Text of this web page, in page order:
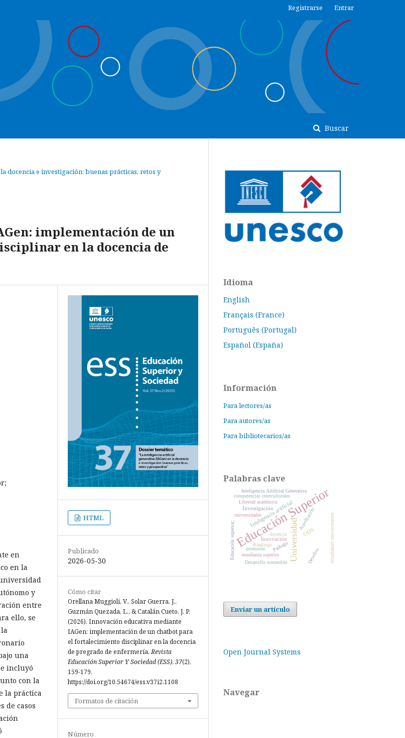
Buscar
Registrarse Entrar
docencia e investigación: buenas prácticas, retos y
implementación de un
en la docencia de
en
en la
y
entre
ello, se
una
incluyó
con la
la práctica
de casos
HTML
Publicado
2026-05-30
Cómo citar
Orellana Muggioli, V., Solar Guerra, J.,
Guzmán Quezada, L., & Catalán Cueto, J. P.
(2026). Innovación educativa mediante
IAGen: implementación de un chatbot para
el fortalecimiento disciplinar en la docencia
de pregrado de enfermería.Revista
Educación Superior Y Sociedad (ESS), 37(2),
159-179.
https://doi.org/10.54674/ess.v37i2.1108
Formatos de citación
Número
Idioma
English
Français (France)
Português (Portugal)
Español (España)
Información
Para lectores/as
Para autores/as
Para bibliotecarios/as
Palabras clave
Educación Superior
Universidad
Investigación
Inteligencia artificial
Innovación
ODS
Prólogo
competencias interculturales
universidades estudiantes universitarios
Inteligencia Artificial Generativa
Acreditación
enseñanza superior
docencia
Educación superior;
Desarrollo sostenible
Libertad académica
Rankings
Desafíos
extensión
Enviar un artículo
Open Journal Systems
Navegar